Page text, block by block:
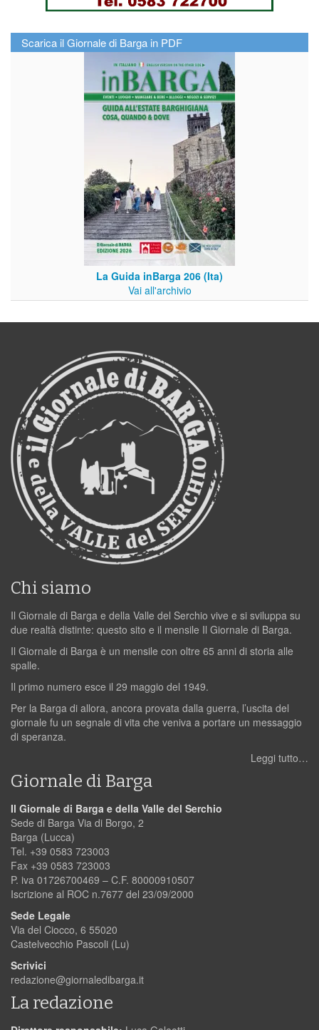
Scarica il Giornale di Barga in PDF
La Guida inBarga 206 (Ita)
Vai all'archivio
Chi siamo
Il Giornale di Barga e della Valle del Serchio vive e si sviluppa su
due realtà distinte: questo sito e il mensile Il Giornale di Barga.
Il Giornale di Barga è un mensile con oltre 65 anni di storia alle
spalle.
Il primo numero esce il 29 maggio del 1949.
Per la Barga di allora, ancora provata dalla guerra, l’uscita del
giornale fu un segnale di vita che veniva a portare un messaggio
di speranza.
Leggi tutto…
Giornale di Barga
Il Giornale di Barga e della Valle del Serchio
Sede di Barga Via di Borgo, 2
Barga (Lucca)
Tel. +39 0583 723003
Fax +39 0583 723003
P. iva 01726700469 – C.F. 80000910507
Iscrizione al ROC n.7677 del 23/09/2000
Sede Legale
Via del Ciocco, 6 55020
Castelvecchio Pascoli (Lu)
Scrivici
redazione@giornaledibarga.it
La redazione